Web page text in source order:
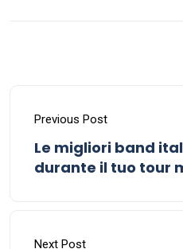
Previous Post
Le migliori band
durante il tuo tour
Next Post